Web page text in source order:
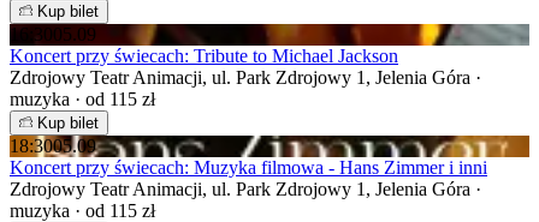
Kup bilet
16:3005.09
Koncert przy świecach: Tribute to Michael Jackson
Zdrojowy Teatr Animacji, ul. Park Zdrojowy 1, Jelenia Góra ·
muzyka · od 115 zł
Kup bilet
18:3005.09
Koncert przy świecach: Muzyka filmowa - Hans Zimmer i inni
Zdrojowy Teatr Animacji, ul. Park Zdrojowy 1, Jelenia Góra ·
muzyka · od 115 zł